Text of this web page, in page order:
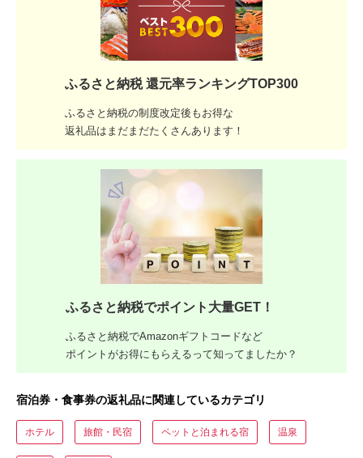
ふるさと納税 還元率ランキングTOP300
ふるさと納税の制度改定後もお得な
返礼品はまだまだたくさんあります！
ふるさと納税でポイント大量GET！
ふるさと納税でAmazonギフトコードなど
ポイントがお得にもらえるって知ってましたか？
宿泊券・食事券の返礼品に関連しているカテゴリ
ホテル 旅館・民宿 ペットと泊まれる宿 温泉